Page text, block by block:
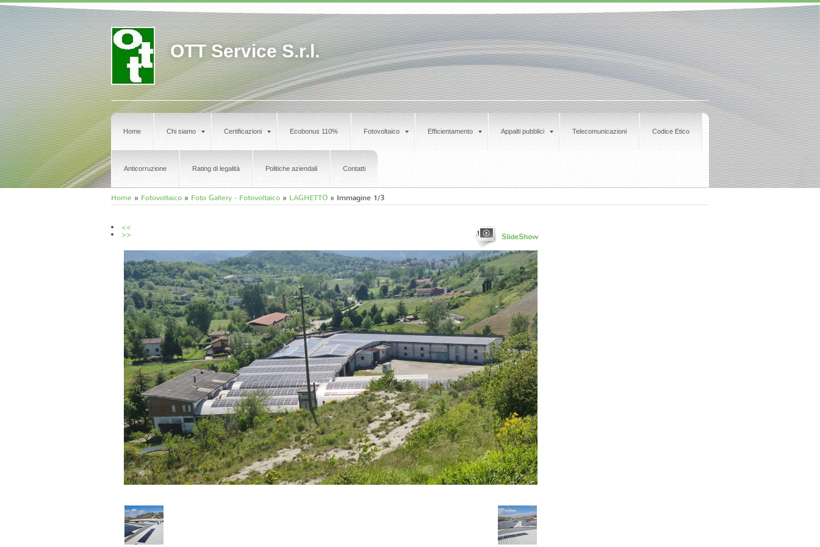
OTT Service S.r.l.
Home Chi siamo Certificazioni Ecobonus 110% Fotovoltaico Efficientamento Appalti pubblici Telecomunicazioni Codice Etico
Anticorruzione Rating di legalità Politiche aziendali Contatti
Home » Fotovoltaico » Foto Gallery - Fotovoltaico » LAGHETTO » Immagine 1/3
SlideShow
<<
>>